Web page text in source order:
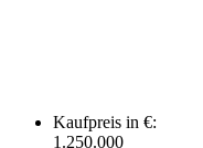
Kaufpreis in €:
1.250.000